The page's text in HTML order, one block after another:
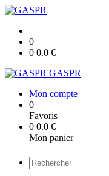
0
0 0.0 €
GASPR
Mon compte
0
Favoris
0 0.0 €
Mon panier